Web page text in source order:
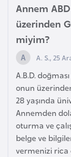
Annem
üzerinden
miyim?
A. S., 25
A.B.D.
onun
28 yaşında
Annemden
oturma ve
belge ve
vermenizi rica
G
a
o
n
G
a
m
b
i
y